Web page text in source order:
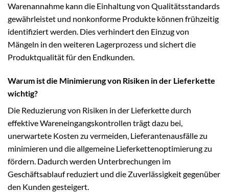
Warenannahme kann die Einhaltung von Qualitätsstandards
gewährleistet und nonkonforme Produkte können frühzeitig
identifiziert werden. Dies verhindert den Einzug von
Mängeln in den weiteren Lagerprozess und sichert die
Produktqualität für den Endkunden.
Warum ist die Minimierung von Risiken in der Lieferkette
wichtig?
Die Reduzierung von Risiken in der Lieferkette durch
effektive Wareneingangskontrollen trägt dazu bei,
unerwartete Kosten zu vermeiden, Lieferantenausfälle zu
minimieren und die allgemeine Lieferkettenoptimierung zu
fördern. Dadurch werden Unterbrechungen im
Geschäftsablauf reduziert und die Zuverlässigkeit gegenüber
den Kunden gesteigert.